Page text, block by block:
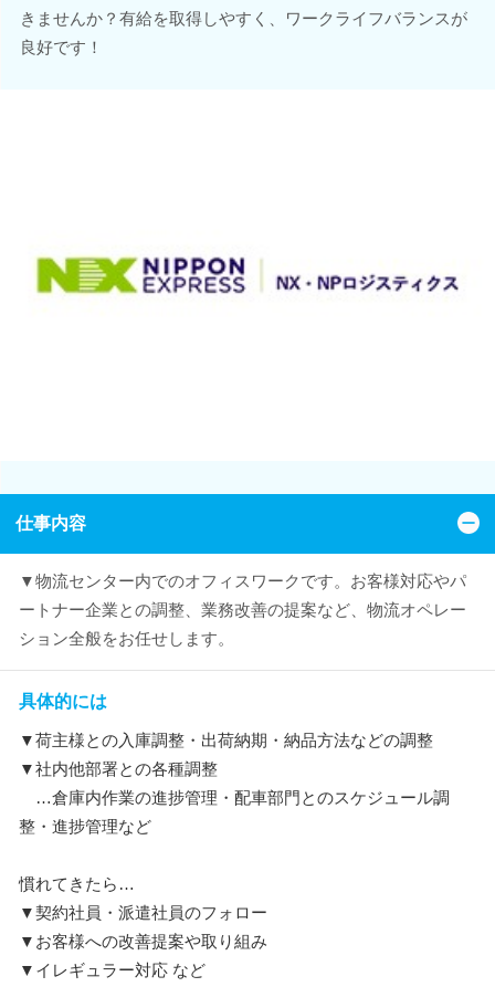
きませんか？有給を取得しやすく、ワークライフバランスが
良好です！
仕事内容
▼物流センター内でのオフィスワークです。お客様対応やパ
ートナー企業との調整、業務改善の提案など、物流オペレー
ション全般をお任せします。
具体的には
▼荷主様との入庫調整・出荷納期・納品方法などの調整
▼社内他部署との各種調整
…倉庫内作業の進捗管理・配車部門とのスケジュール調
整・進捗管理など
慣れてきたら…
▼契約社員・派遣社員のフォロー
▼お客様への改善提案や取り組み
▼イレギュラー対応 など